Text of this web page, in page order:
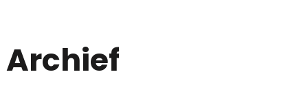
Archief